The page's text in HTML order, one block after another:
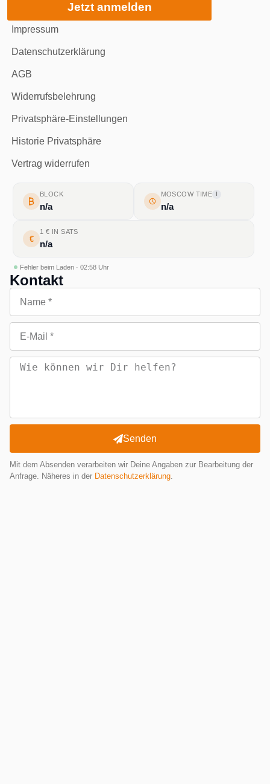
Jetzt anmelden
Impressum
Datenschutzerklärung
AGB
Widerrufsbelehrung
Privatsphäre-Einstellungen
Historie Privatsphäre
Vertrag widerrufen
BLOCK
n/a
MOSCOW TIME I
n/a
€
1 € IN SATS
n/a
Fehler beim Laden · 02:58 Uhr
Kontakt
Senden
Mit dem Absenden verarbeiten wir Deine Angaben zur Bearbeitung der
Anfrage. Näheres in der Datenschutzerklärung